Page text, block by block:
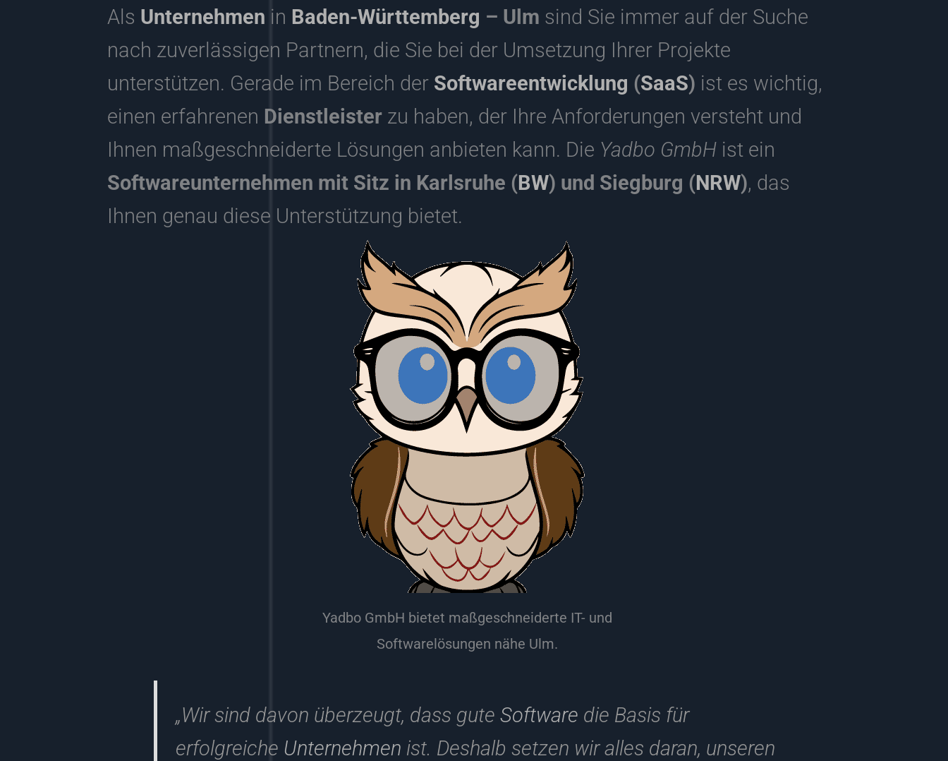
Als Unternehmen in Baden-Württemberg – Ulm sind Sie immer auf der Suche
nach zuverlässigen Partnern, die Sie bei der Umsetzung Ihrer Projekte
unterstützen. Gerade im Bereich der Softwareentwicklung (SaaS) ist es wichtig,
einen erfahrenen Dienstleister zu haben, der Ihre Anforderungen versteht und
Ihnen maßgeschneiderte Lösungen anbieten kann. Die Yadbo GmbH ist ein
Softwareunternehmen mit Sitz in Karlsruhe (BW) und Siegburg (NRW), das
Ihnen genau diese Unterstützung bietet.
Yadbo GmbH bietet maßgeschneiderte IT- und
Softwarelösungen nähe Ulm.
„Wir sind davon überzeugt, dass guteSoftware die Basis für
erfolgreiche Unternehmen ist. Deshalb setzen wir alles daran, unseren